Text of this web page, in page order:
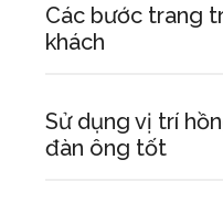
Các bước trang
khách
Sử dụng vị trí
đàn ông tốt